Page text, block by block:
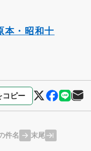
本・昭和十
コピー
件名 末尾